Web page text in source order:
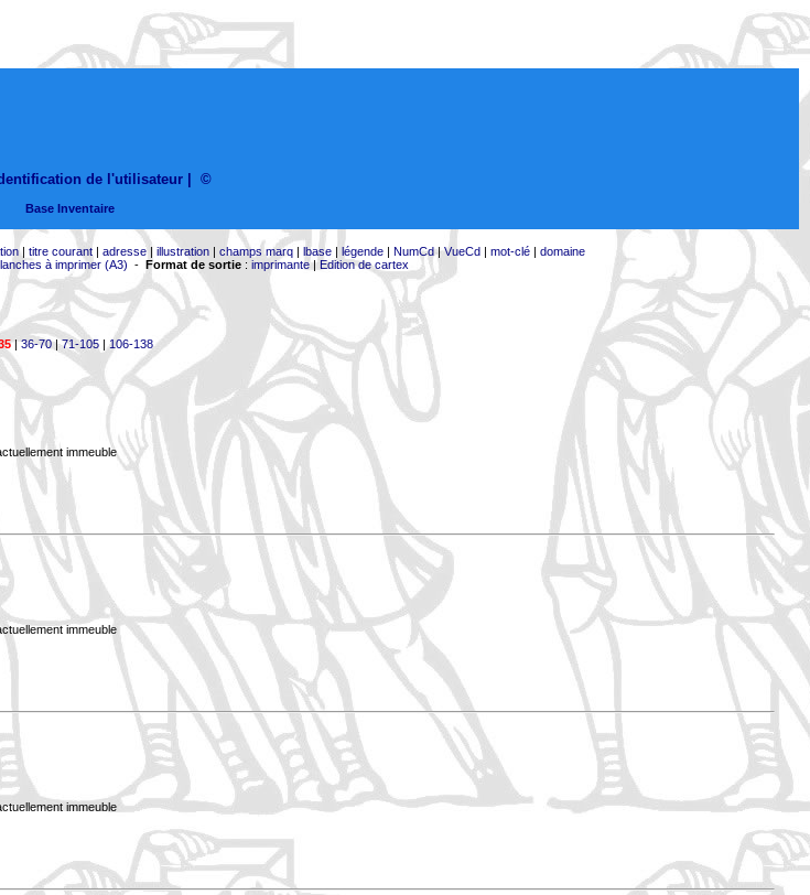
de l'utilisateur ©
Base Inventaire
| titre courant| adresse| illustration| champs marq| lbase| légende| NumCd|VueCd| mot-clé| domaine
à imprimer (A3) - Format de sortie: imprimante|Edition de cartex
|36-70|71-105| 106-138
immeuble
immeuble
immeuble